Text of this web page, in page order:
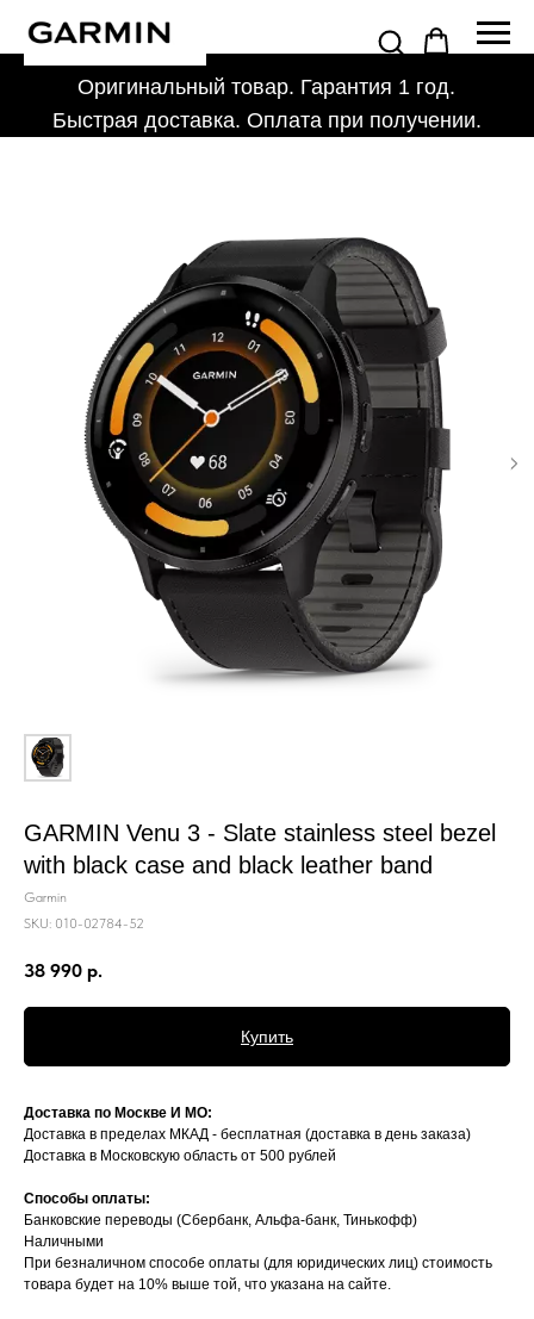
Оригинальный товар. Гарантия 1 год.
Быстрая доставка. Оплата при получении.
GARMIN Venu 3 - Slate stainless steel bezel
with black case and black leather band
Garmin
SKU: 010-02784-52
38 990 р.
Купить
Доставка по Москве И МО:
Доставка в пределах МКАД - бесплатная (доставка в день заказа)
Доставка в Московскую область от 500 рублей
Способы оплаты:
Банковские переводы (Сбербанк, Альфа-банк, Тинькофф)
Наличными
При безналичном способе оплаты (для юридических лиц) стоимость
товара будет на 10% выше той, что указана на сайте.